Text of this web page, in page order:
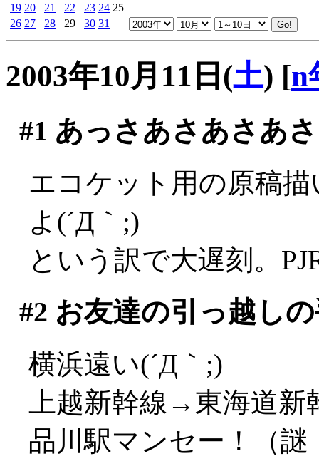
19 20 21 22 23 24 25
26 27 28 29 30 31
2003年10月11日(土) [n
#1 あっさあさあさあ
エコケット用の原稿
よ(´Д｀;)
という訳で大遅刻。
#2 お友達の引っ越し
横浜遠い(´Д｀;)
上越新幹線→東海道
品川駅マンセー！（謎